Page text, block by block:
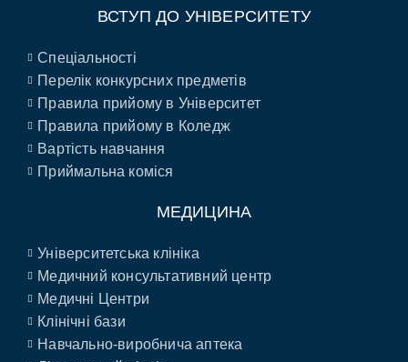
ВСТУП ДО УНІВЕРСИТЕТУ
Спеціальності
Перелік конкурсних предметів
Правила прийому в Університет
Правила прийому в Коледж
Вартість навчання
Приймальна коміся
МЕДИЦИНА
Університетська клініка
Медичний консультативний центр
Медичні Центри
Клінічні бази
Навчально-виробнича аптека